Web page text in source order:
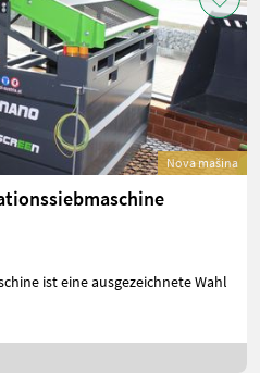
Nova mašina
ist eine ausgezeichnete Wahl